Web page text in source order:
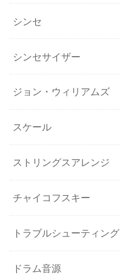
シンセ
シンセサイザー
ジョン・ウィリアムズ
スケール
ストリングスアレンジ
チャイコフスキー
トラブルシューティング
ドラム音源